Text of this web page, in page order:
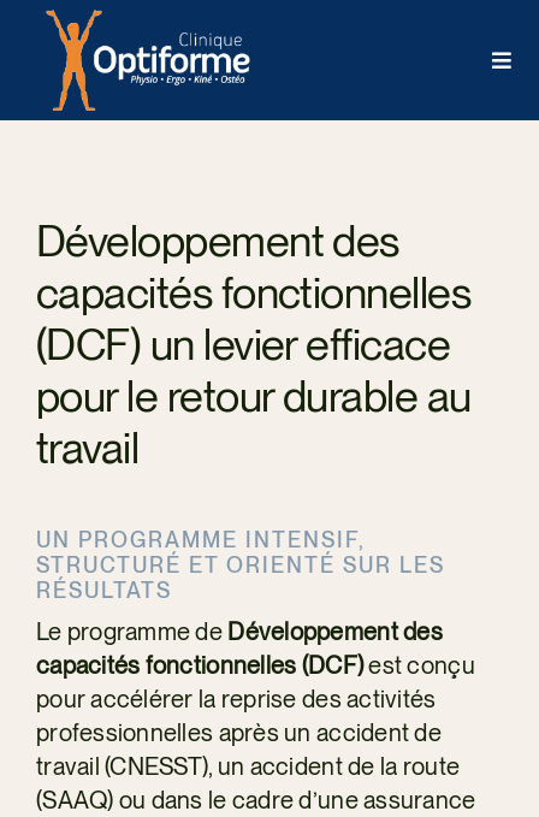
content
Développement des
capacités fonctionnelles
(DCF) un levier efficace
pour le retour durable au
travail
UN PROGRAMME INTENSIF,
STRUCTURÉ ET ORIENTÉ SUR LES
RÉSULTATS
Le programme de Développement des
capacités fonctionnelles (DCF)est conçu
pour accélérer la reprise des activités
professionnelles après un accident de
travail (CNESST), un accident de la route
(SAAQ) ou dans le cadre d’une assurance